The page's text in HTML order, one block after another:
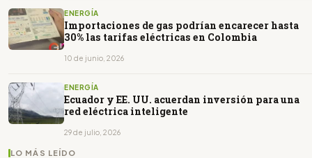
ENERGÍA
Importaciones de gas podrían encarecer hasta
30% las tarifas eléctricas en Colombia
10 de junio, 2026
ENERGÍA
Ecuador y EE. UU. acuerdan inversión para una
red eléctrica inteligente
29 de julio, 2026
LO MÁS LEÍDO